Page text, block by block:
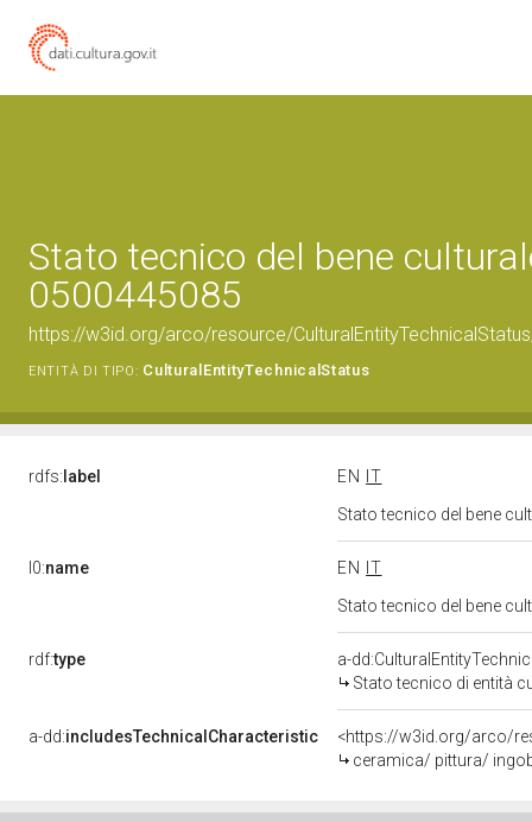
Stato tecnico del bene
0500445085
https://w3id.org/arco/resource/
ENTITÀ DI TIPO: CulturalEntityTechnicalStatus
rdfs: label EN
IT
Stato tecnico del bene
l0:name EN
IT
Stato tecnico del bene
rdf:type
a-
Stato tecnico di entità
a-dd:includesTechnicalCharacteristic
<https://w3id.org/arco/
ceramica/ pittura/